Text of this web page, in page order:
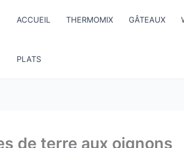
ACCUEIL THERMOMIX GÂTEAUX
PLATS
de terre aux oignons